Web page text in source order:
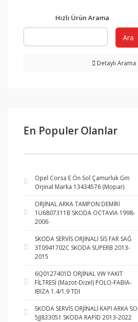
Hızlı Ürün Arama
Ara
Detaylı Arama
En Populer Olanlar
Opel Corsa E Ön Sol Çamurluk Gm
Orjinal Marka 13434576 (Mopar)
ORJİNAL ARKA TAMPON DEMİRİ
1U6807311B SKODA OCTAVIA 1998-
2006
SKODA SERVİS ORJİNALİ SİS FAR SAĞ
3T0941702C SKODA SUPERB 2013-
2015
6Q0127401D ORJİNAL VW YAKIT
FİLTRESİ (Mazot-Dizel) POLO-FABIA-
IBIZA 1.4/1.9 TDI
SKODA SERVİS ORJİNALİ KAPI ARKA
5JJ833051 SKODA RAPİD 2013-2022